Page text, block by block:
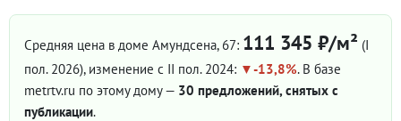
Средняя цена в доме Амундсена, 67: 111 345 ₽/м² (I
пол. 2026), изменение с II пол. 2024: -13,8%. В базе
metrtv.ru по этому дому — 30 предложений, снятых с
публикации.